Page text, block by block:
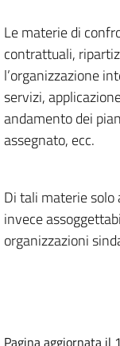
Le materie di
contrattuali,
l’organizzazione
servizi,
andamento dei
assegnato, ecc.
Di tali materie
invece
organizzazioni
Pagina aggiornata